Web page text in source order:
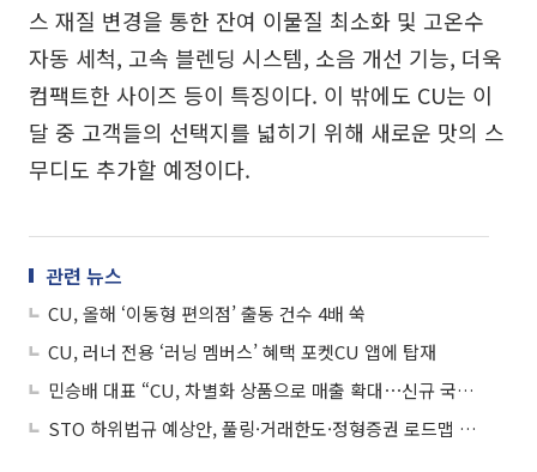
스 재질 변경을 통한 잔여 이물질 최소화 및 고온수
자동 세척, 고속 블렌딩 시스템, 소음 개선 기능, 더욱
컴팩트한 사이즈 등이 특징이다. 이 밖에도 CU는 이
달 중 고객들의 선택지를 넓히기 위해 새로운 맛의 스
무디도 추가할 예정이다.
관련 뉴스
CU, 올해 ‘이동형 편의점’ 출동 건수 4배 쑥
CU, 러너 전용 ‘러닝 멤버스’ 혜택 포켓CU 앱에 탑재
민승배 대표 “CU, 차별화 상품으로 매출 확대⋯신규 국가 진출 지속”
STO 하위법규 예상안, 풀링·거래한도·정형증권 로드맵 제시